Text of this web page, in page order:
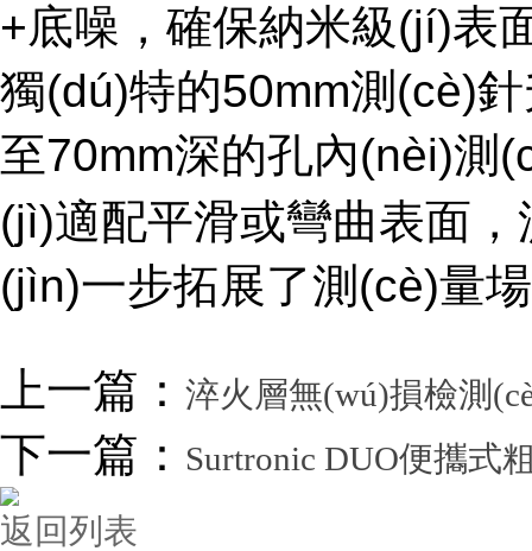
+底噪，確保納米級(jí)表
獨(dú)特的50mm測(cè)
至70mm深的孔內(nèi)測
(jì)適配平滑或彎曲表面
(jìn)一步拓展了測(cè)量場
上一篇： 淬火層無(wú)損檢測
下一篇： Surtronic DUO便攜式
返回列表